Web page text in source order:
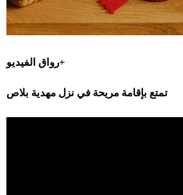
رواق الفيديو+
تمتع بإقامة مريحة في نزل مهدية بلاص